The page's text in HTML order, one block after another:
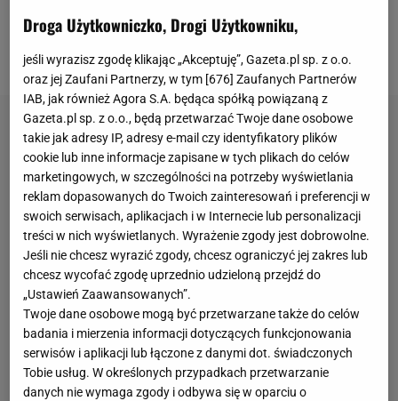
Sports Investments, a przy tym jednym z byłych
ministrów Kataru.
Droga Użytkowniczko, Drogi Użytkowniku,
jeśli wyrazisz zgodę klikając „Akceptuję”, Gazeta.pl sp. z o.o.
oraz jej Zaufani Partnerzy, w tym [676] Zaufanych Partnerów
IAB, jak również Agora S.A. będąca spółką powiązaną z
Gazeta.pl sp. z o.o., będą przetwarzać Twoje dane osobowe
takie jak adresy IP, adresy e-mail czy identyfikatory plików
cookie lub inne informacje zapisane w tych plikach do celów
marketingowych, w szczególności na potrzeby wyświetlania
reklam dopasowanych do Twoich zainteresowań i preferencji w
swoich serwisach, aplikacjach i w Internecie lub personalizacji
treści w nich wyświetlanych. Wyrażenie zgody jest dobrowolne.
Jeśli nie chcesz wyrazić zgody, chcesz ograniczyć jej zakres lub
chcesz wycofać zgodę uprzednio udzieloną przejdź do
„Ustawień Zaawansowanych”.
Twoje dane osobowe mogą być przetwarzane także do celów
badania i mierzenia informacji dotyczących funkcjonowania
serwisów i aplikacji lub łączone z danymi dot. świadczonych
Tobie usług. W określonych przypadkach przetwarzanie
danych nie wymaga zgody i odbywa się w oparciu o